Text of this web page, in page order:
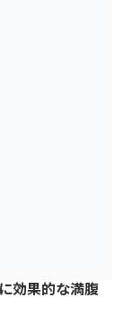
効果的な満腹